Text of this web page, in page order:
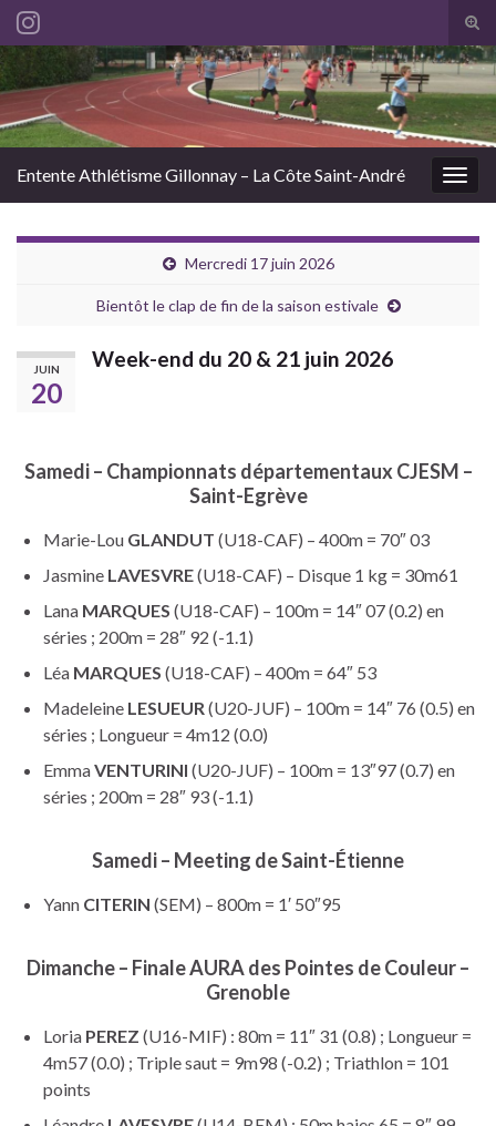
Search for:
Entente Athlétisme Gillonnay – La Côte Saint-André
Mercredi 17 juin 2026
Bientôt le clap de fin de la saison estivale
JUIN
20
Week-end du 20 & 21 juin 2026
Samedi – Championnats départementaux CJESM –
Saint-Egrève
Marie-Lou GLANDUT (U18-CAF) – 400m = 70″ 03
Jasmine LAVESVRE(U18-CAF) – Disque 1 kg = 30m61
Lana MARQUES (U18-CAF) – 100m = 14″ 07 (0.2) en
séries ; 200m = 28″ 92 (-1.1)
Léa MARQUES (U18-CAF) – 400m = 64″ 53
Madeleine LESUEUR (U20-JUF) – 100m = 14″ 76 (0.5) en
séries ; Longueur = 4m12 (0.0)
EmmaVENTURINI (U20-JUF) – 100m = 13″97 (0.7) en
séries ; 200m = 28″ 93 (-1.1)
Samedi – Meeting de Saint-Étienne
Yann CITERIN (SEM) – 800m = 1′ 50″95
Dimanche – Finale AURA des Pointes de Couleur –
Grenoble
Loria PEREZ (U16-MIF) : 80m = 11″ 31 (0.8) ; Longueur =
4m57 (0.0) ; Triple saut = 9m98 (-0.2) ; Triathlon = 101
points